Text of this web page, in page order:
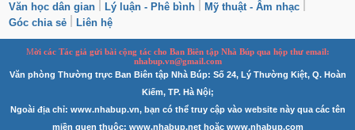
Văn học dân gian
Lý luận - Phê bình
Mỹ thuật - Âm nhạc
Góc chia sẻ
Liên hệ
Mời các Tác giả gửi bài cộng táccho Ban Biên tập Nhà Búp qua hộp thư email:
nhabup.vn@gmail.com
Văn phòng Thường trực Ban Biên tập Nhà Búp: Số 24, Lý Thường Kiệt, Q. Hoàn
Kiếm, TP. Hà Nội;
Ngoài địa chỉ: www.nhabup.vn, bạn có thể truy cập vào website này qua các tên
miền quen thuộc: www.nhabup.net hoặc www.nhabup.com